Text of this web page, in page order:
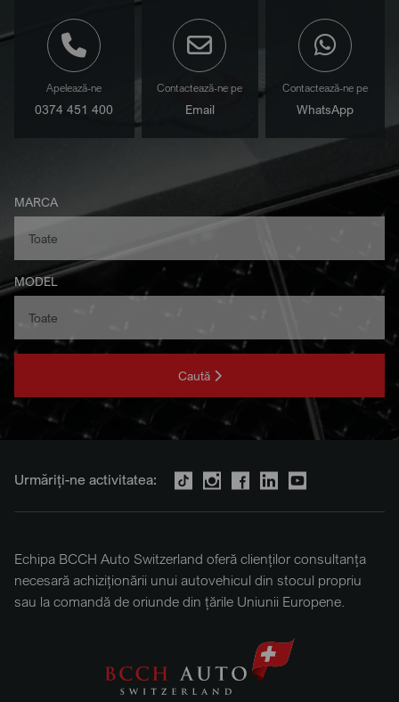
Apelează-ne
0374 451 400
Contactează-ne pe
Email
Contactează-ne pe
WhatsApp
MARCA
MODEL
Caută
Urmăriți-ne activitatea:
Echipa BCCH Auto Switzerland oferă clienților consultanța
necesară achiziționării unui autovehicul din stocul propriu
sau la comandă de oriunde din țările Uniunii Europene.